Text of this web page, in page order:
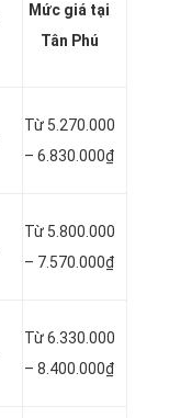
Mức giá tại
Tân Phú
Từ 5.270.000
– 6.830.000₫
Từ 5.800.000
– 7.570.000₫
Từ 6.330.000
– 8.400.000₫